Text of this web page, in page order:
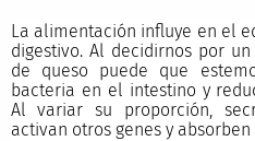
La alimentación influye en el
digestivo. Al decidirnos por
de queso puede que
bacteria en el intestino y
Al variar su proporción,
activan otros genes y